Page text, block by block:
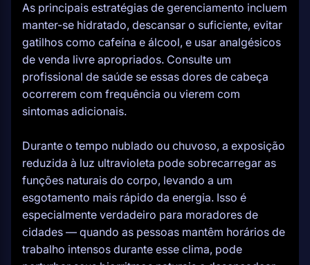
As principais estratégias de gerenciamento incluem
manter-se hidratado, descansar o suficiente, evitar
gatilhos como cafeína e álcool, e usar analgésicos
de venda livre apropriados. Consulte um
profissional de saúde se essas dores de cabeça
ocorrerem com frequência ou vierem com
sintomas adicionais.
Durante o tempo nublado ou chuvoso, a exposição
reduzida à luz ultravioleta pode sobrecarregar as
funções naturais do corpo, levando a um
esgotamento mais rápido da energia. Isso é
especialmente verdadeiro para moradores de
cidades — quando as pessoas mantêm horários de
trabalho intensos durante esse clima, pode